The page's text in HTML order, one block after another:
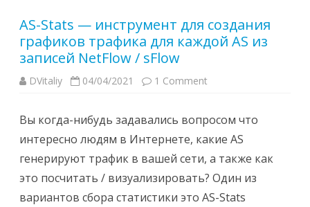
AS-Stats — инструмент для создания
графиков трафика для каждой AS из
записей NetFlow / sFlow
DVitaliy 04/04/2021 1 Comment
Вы когда-нибудь задавались вопросом что
интересно людям в Интернете, какие AS
генерируют трафик в вашей сети, а также как
это посчитать / визуализировать? Один из
вариантов сбора статистики это AS-Stats